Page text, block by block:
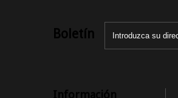
Boletín
Información